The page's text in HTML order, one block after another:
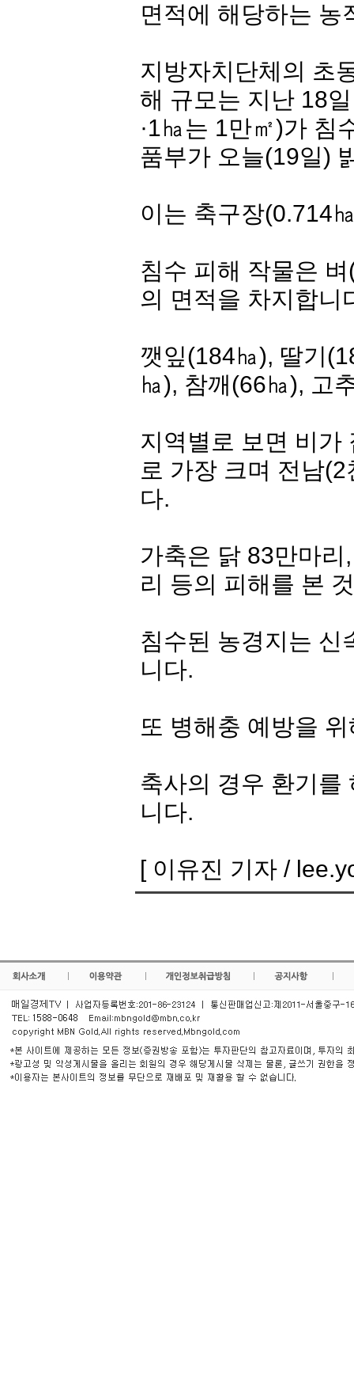
면적에 해당하는 농
지방자치단체의 초
해 규모는 지난 18
·1㏊는 1만㎡)가 침
품부가 오늘(19일)
이는 축구장(0.714
침수 피해 작물은
의 면적을 차지합니
깻잎(184㏊), 딸기
㏊), 참깨(66㏊), 고
지역별로 보면 비가
로 가장 크며 전남
다.
가축은 닭 83만마
리 등의 피해를 본
침수된 농경지는 신
니다.
또 병해충 예방을
축사의 경우 환기를
니다.
[ 이유진 기자 /